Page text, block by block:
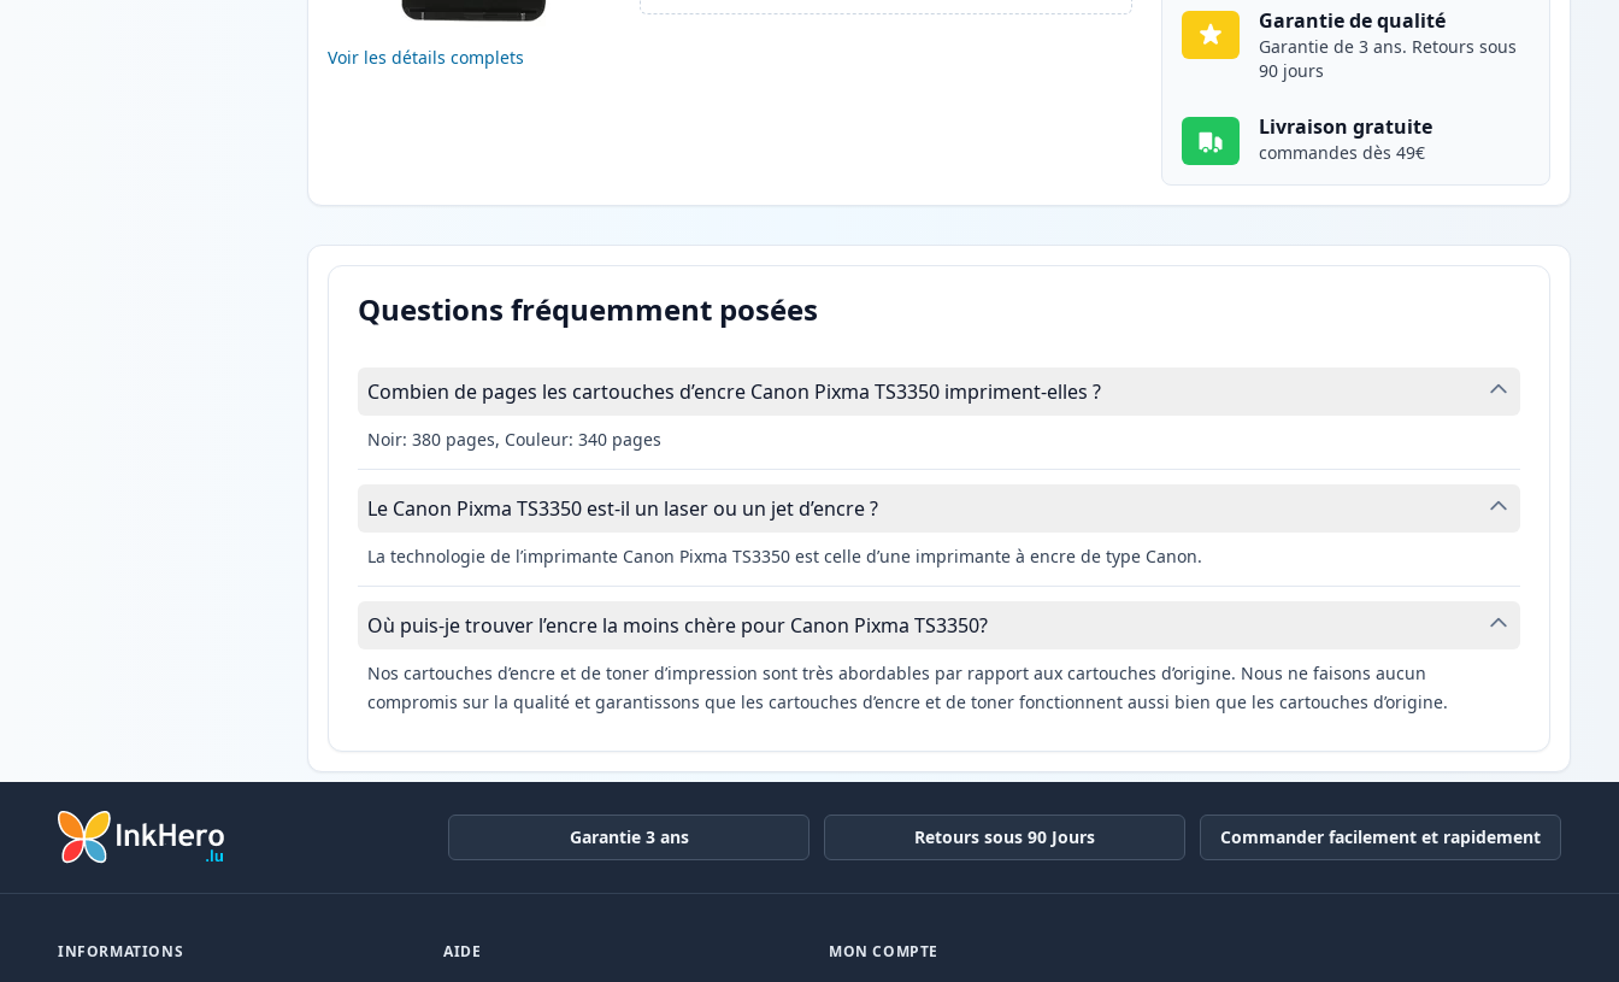
Voir les détails complets
Garantie de qualité
Garantie de 3 ans. Retours sous
90 jours
Livraison gratuite
commandes dès 49€
Questions fréquemment posées
Combien de pages les cartouches d’encre Canon Pixma TS3350 impriment-elles ?
Noir: 380 pages, Couleur: 340 pages
Le Canon Pixma TS3350 est-il un laser ou un jet d’encre ?
La technologie de l’imprimante Canon Pixma TS3350 est celle d’une imprimante à encre de type Canon.
Où puis-je trouver l’encre la moins chère pour Canon Pixma TS3350?
Nos cartouches d’encre et de toner d’impression sont très abordables par rapport aux cartouches d’origine. Nous ne faisons aucun
compromis sur la qualité et garantissons que les cartouches d’encre et de toner fonctionnent aussi bien que les cartouches d’origine.
Garantie 3 ans Retours sous 90 Jours Commander facilement et rapidement
INFORMATIONS AIDE MON COMPTE